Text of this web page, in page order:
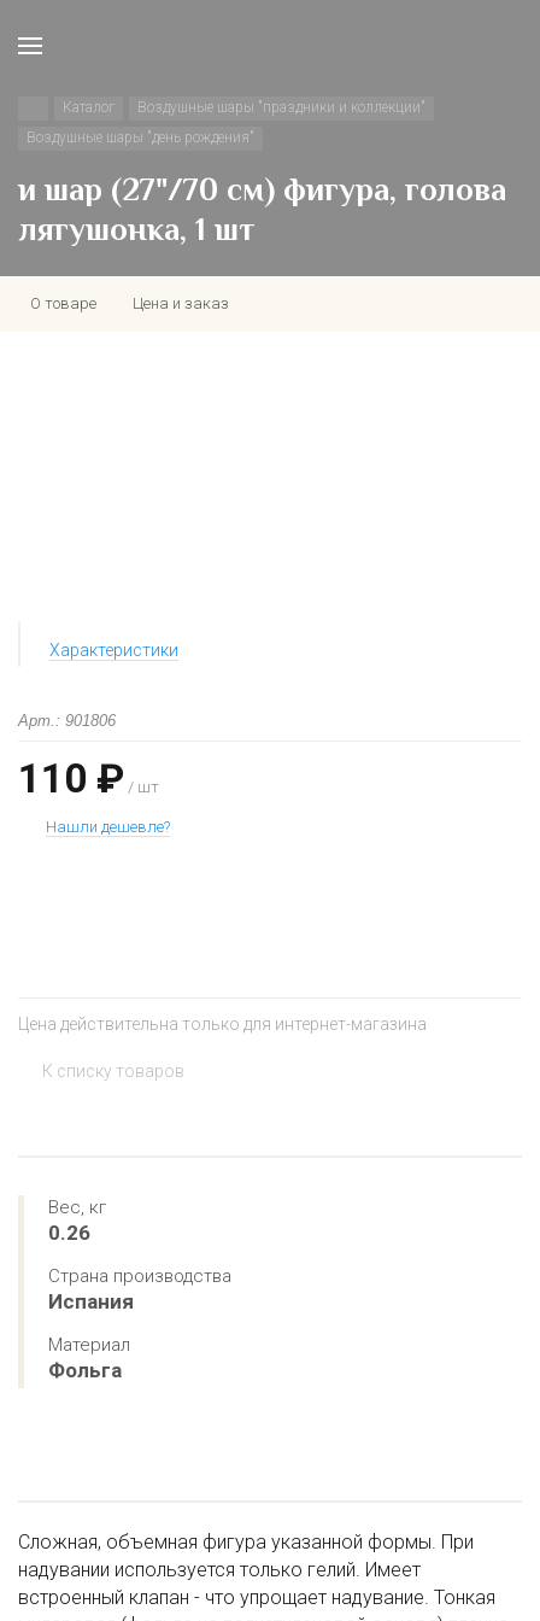
Каталог
Воздушные шары "праздники и коллекции"
Воздушные шары "день рождения"
и шар (27"/70 см) фигура, голова
лягушонка, 1 шт
О товаре Цена и заказ
Характеристики
Арт.: 901806
110 ₽ / шт
Нашли дешевле?
Цена действительна только для интернет-магазина
К списку товаров
Вес, кг
0.26
Страна производства
Испания
Материал
Фольга
Сложная, объемная фигура указанной формы. При
надувании используется только гелий. Имеет
встроенный клапан - что упрощает надувание. Тонкая